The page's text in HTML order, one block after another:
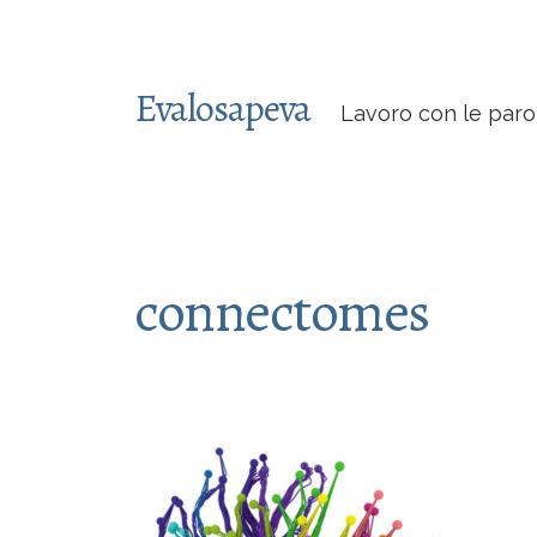
Evalosapeva Lavoro con le
connectomes